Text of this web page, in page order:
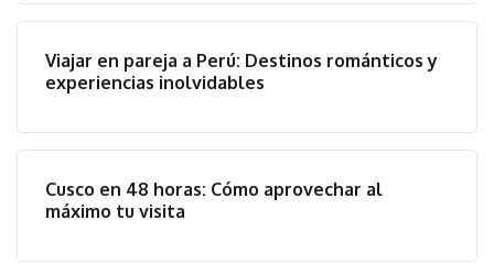
Viajar en pareja a Perú: Destinos románticos y
experiencias inolvidables
Cusco en 48 horas: Cómo aprovechar al
máximo tu visita